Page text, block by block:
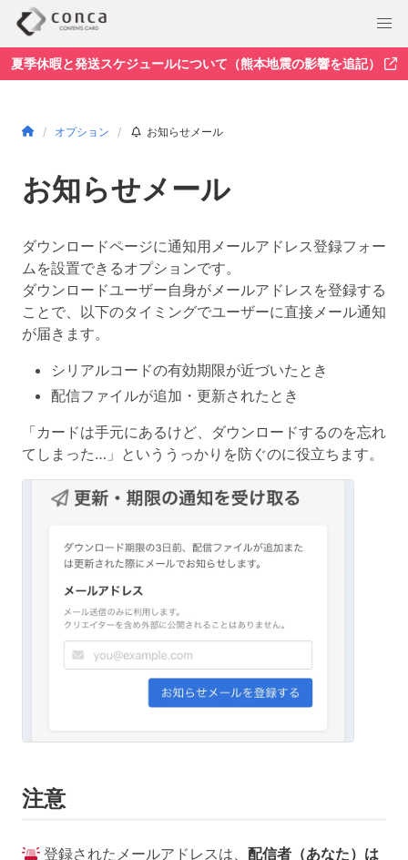
夏季休暇と発送スケジュールについて（熊本地震の影響を追記）
オプション お知らせメール
お知らせメール
ダウンロードページに通知用メールアドレス登録フォー
ムを設置できるオプションです。
ダウンロードユーザー自身がメールアドレスを登録する
ことで、以下のタイミングでユーザーに直接メール通知
が届きます。
シリアルコードの有効期限が近づいたとき
配信ファイルが追加・更新されたとき
「カードは手元にあるけど、ダウンロードするのを忘れ
てしまった…」といううっかりを防ぐのに役立ちます。
注意
登録されたメールアドレスは、 配信者（あなた）は